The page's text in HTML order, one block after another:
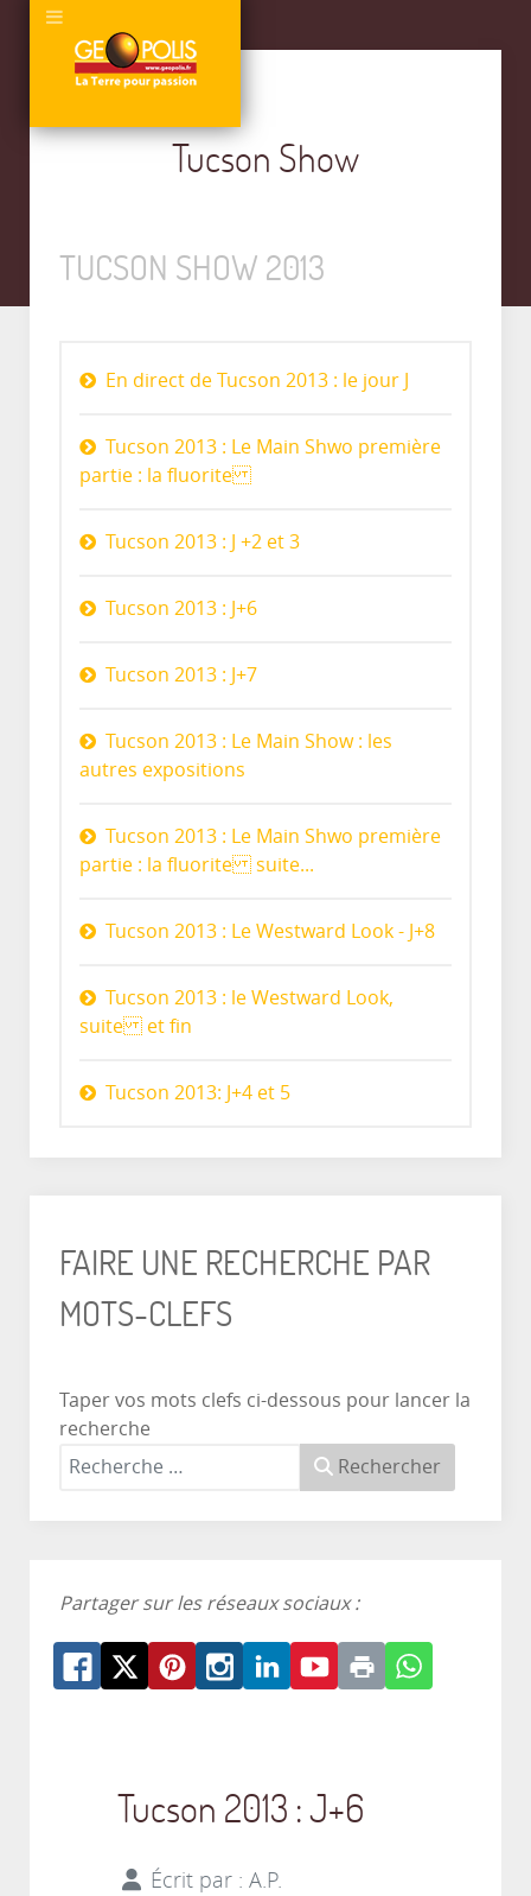
Tucson Show
TUCSON SHOW 2013
En direct de Tucson 2013 : le jour J
Tucson 2013 : Le Main Shwo première
partie : la fluorite
Tucson 2013 : J +2 et 3
Tucson 2013 : J+6
Tucson 2013 : J+7
Tucson 2013 : Le Main Show : les
autres expositions
Tucson 2013 : Le Main Shwo première
partie : la fluorite suite...
Tucson 2013 : Le Westward Look - J+8
Tucson 2013 : le Westward Look,
suite et fin
Tucson 2013: J+4 et 5
FAIRE UNE RECHERCHE PAR
MOTS-CLEFS
Taper vos mots clefs ci-dessous pour lancer la
recherche
Rechercher
Partager sur les réseaux sociaux :
Tucson 2013 : J+6
Écrit par : A.P.